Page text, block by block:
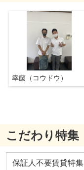
幸藤（コウドウ）
こだわり特集
保証人不要賃貸特集